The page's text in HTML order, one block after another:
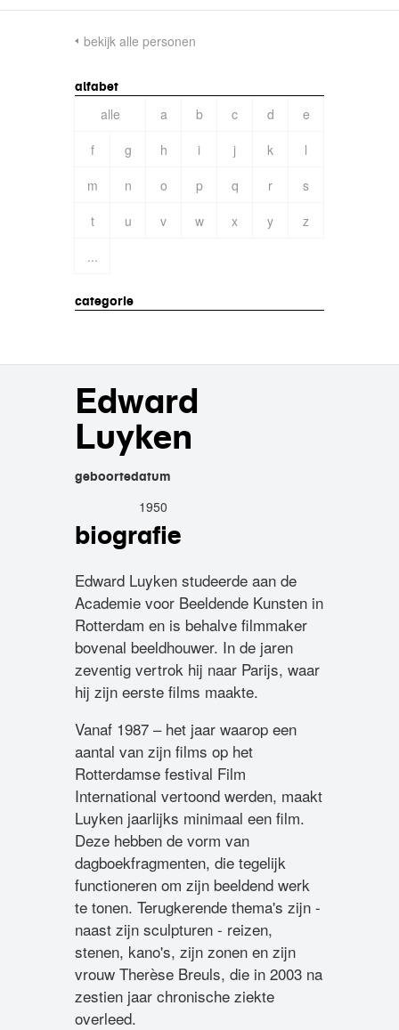
bekijk alle personen
alfabet
alle a b c d
e
f
g h i j k
l
m
n o p q r
s
t
u v w x y
z
...
categorie
Edward
Luyken
geboortedatum
1950
biografie
Edward Luyken studeerde aan de
Academie voor Beeldende Kunsten in
Rotterdam en is behalve filmmaker
bovenal beeldhouwer. In de jaren
zeventig vertrok hij naar Parijs, waar
hij zijn eerste films maakte.
Vanaf 1987 – het jaar waarop een
aantal van zijn films op het
Rotterdamse festival Film
International vertoond werden, maakt
Luyken jaarlijks minimaal een film.
Deze hebben de vorm van
dagboekfragmenten, die tegelijk
functioneren om zijn beeldend werk
te tonen. Terugkerende thema's zijn -
naast zijn sculpturen - reizen,
stenen, kano's, zijn zonen en zijn
vrouw Therèse Breuls, die in 2003 na
zestien jaar chronische ziekte
overleed.